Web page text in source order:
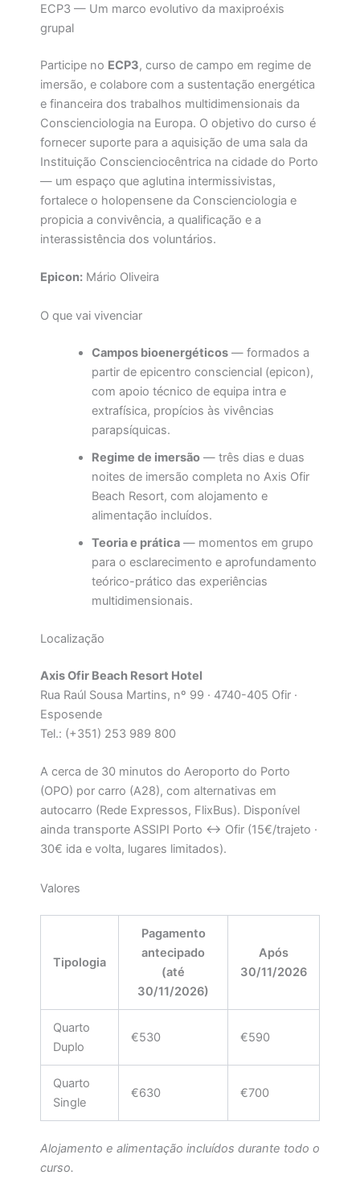
ECP3 — Um marco evolutivo da maxiproéxis
grupal
Participe no ECP3, curso de campo em regime de
imersão, e colabore com a sustentação energética
e financeira dos trabalhos multidimensionais da
Conscienciologia na Europa. O objetivo do curso é
fornecer suporte para a aquisição de uma sala da
Instituição Conscienciocêntrica na cidade do Porto
— um espaço que aglutina intermissivistas,
fortalece o holopensene da Conscienciologia e
propicia a convivência, a qualificação e a
interassistência dos voluntários.
Epicon: Mário Oliveira
O que vai vivenciar
Campos bioenergéticos— formados a
partir de epicentro consciencial (epicon),
com apoio técnico de equipa intra e
extrafísica, propícios às vivências
parapsíquicas.
Regime de imersão— três dias e duas
noites de imersão completa no Axis Ofir
Beach Resort, com alojamento e
alimentação incluídos.
Teoria e prática— momentos em grupo
para o esclarecimento e aprofundamento
teórico-prático das experiências
multidimensionais.
Localização
Axis Ofir Beach Resort Hotel
Rua Raúl Sousa Martins, nº 99 · 4740-405 Ofir ·
Esposende
Tel.: (+351) 253 989 800
A cerca de 30 minutos do Aeroporto do Porto
(OPO) por carro (A28), com alternativas em
autocarro (Rede Expressos, FlixBus). Disponível
ainda transporte ASSIPI Porto ↔ Ofir (15€/trajeto ·
30€ ida e volta, lugares limitados).
Valores
Tipologia
Pagamento
antecipado
(até
30/11/2026)
Após
30/11/2026
Quarto
Duplo
€530 €590
Quarto
Single
€630 €700
Alojamento e alimentação incluídos durante todo o
curso.